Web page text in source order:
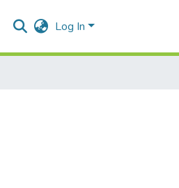
Log In